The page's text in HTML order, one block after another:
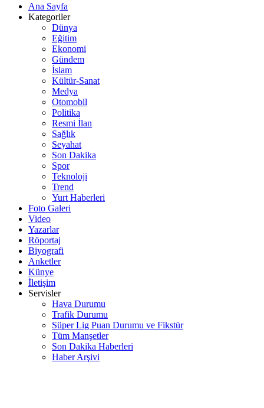
Ana Sayfa
Kategoriler
Dünya
Eğitim
Ekonomi
Gündem
İslam
Kültür-Sanat
Medya
Otomobil
Politika
Resmi İlan
Sağlık
Seyahat
Son Dakika
Spor
Teknoloji
Trend
Yurt Haberleri
Foto Galeri
Video
Yazarlar
Röportaj
Biyografi
Anketler
Künye
İletişim
Servisler
Hava Durumu
Trafik Durumu
Süper Lig Puan Durumu ve Fikstür
Tüm Manşetler
Son Dakika Haberleri
Haber Arşivi